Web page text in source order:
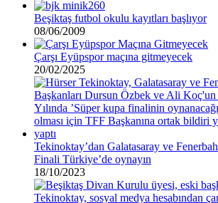
Beşiktaş futbol okulu kayıtları başlıyor
08/06/2009
Çarşı Eyüpspor maçına gitmeyecek
20/02/2025
Tekinoktay’dan Galatasaray ve
Finali Türkiye’de oynayın
18/10/2023